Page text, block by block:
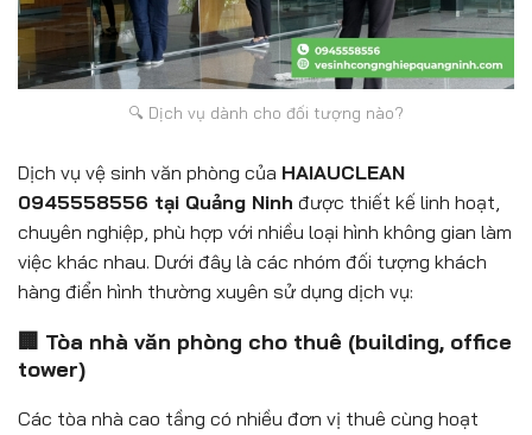
🔍 Dịch vụ dành cho đối tượng nào?
Dịch vụ vệ sinh văn phòng của HAIAUCLEAN
0945558556 tại Quảng Ninh được thiết kế linh hoạt,
chuyên nghiệp, phù hợp với nhiều loại hình không gian làm
việc khác nhau. Dưới đây là các nhóm đối tượng khách
hàng điển hình thường xuyên sử dụng dịch vụ:
🏢 Tòa nhà văn phòng cho thuê (building, office
tower)
Các tòa nhà cao tầng có nhiều đơn vị thuê cùng hoạt